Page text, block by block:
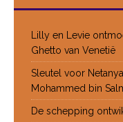
Lilly en Levie
Ghetto van Venetië
Sleutel voor
Mohammed bin
De schepping